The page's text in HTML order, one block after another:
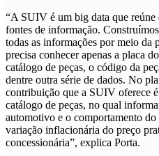
“A SUIV é um big data que reúne
fontes de informação.
todas as informações por meio da
precisa conhecer apenas a placa
catálogo de peças, o código da
dentre outra série de dados. No
contribuição que a SUIV oferece
catálogo de peças, no qual
automotivo e o comportamento do
variação inflacionária do preço
concessionária”, explica Porta.